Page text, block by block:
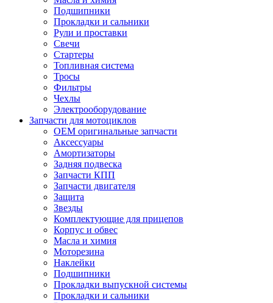
Подшипники
Прокладки и сальники
Рули и проставки
Свечи
Стартеры
Топливная система
Тросы
Фильтры
Чехлы
Электрооборудование
Запчасти для мотоциклов
OEM оригинальные запчасти
Аксессуары
Амортизаторы
Задняя подвеска
Запчасти КПП
Запчасти двигателя
Защита
Звезды
Комплектующие для прицепов
Корпус и обвес
Масла и химия
Моторезина
Наклейки
Подшипники
Прокладки выпускной системы
Прокладки и сальники